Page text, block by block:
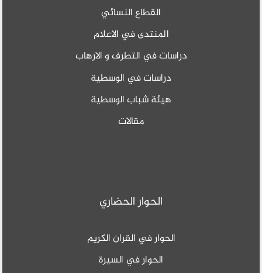
القطاع النسائي
المنتدى في الاعلام
دراسات في التطرف و الارهاب
دراسات في الوسطية
هيئة شباب الوسطية
مقالات
الحوار الحضاري
الحوار في القران الكريم
الحوار في السيرة